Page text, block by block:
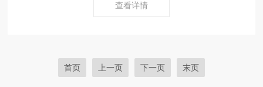
同沸点而从液态空气中逐步分离出氧气、氮气及氩气等气
查看详情
首页 上一页 下一页 末页